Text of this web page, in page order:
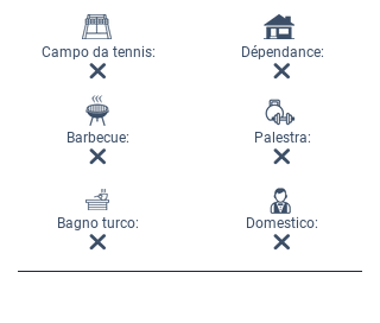
Campo da tennis:
Barbecue:
Bagno turco:
Dépendance:
Palestra:
Domestico: